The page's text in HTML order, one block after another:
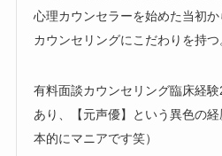
心理カウンセラーを始めた当初
カウンセリングにこだわりを持つ
有料面談カウンセリング臨床経
あり、【元声優】という異色の
本的にマニアです笑）